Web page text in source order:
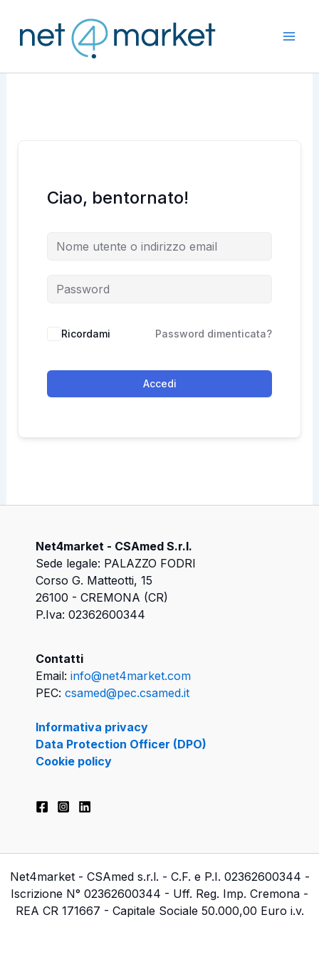
contenuto
Ciao, bentornato!
Ricordami Password dimenticata?
Accedi
Net4market - CSAmed S.r.l.
Sede legale: PALAZZO FODRI
Corso G. Matteotti, 15
26100 - CREMONA (CR)
P.Iva: 02362600344
Contatti
Email: info@net4market.com
PEC: csamed@pec.csamed.it
Informativa privacy
Data Protection Officer (DPO)
Cookie policy
Net4market - CSAmed s.r.l. - C.F. e P.I. 02362600344 -
Iscrizione N° 02362600344 - Uff. Reg. Imp. Cremona -
REA CR 171667 - Capitale Sociale 50.000,00 Euro i.v.